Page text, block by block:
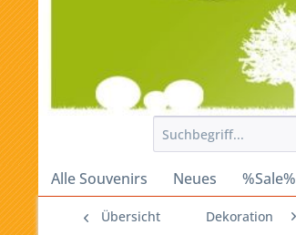
Alle Souvenirs Neues %Sale%
Übersicht Dekoration